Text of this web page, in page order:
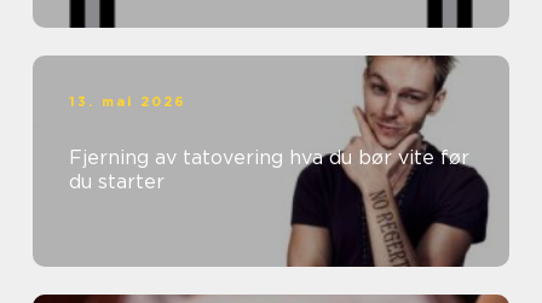
13. mai 2026
Fjerning av tatovering hva du bør vite før
du starter